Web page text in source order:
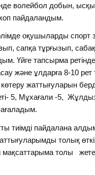
волейбол добын,
пайдаландым.
оқушыларды спорт
сапқа тұрғызып,
Үйге тапсырма
және ұлдарға 8-10 рет
жаттығуларын
5, Мұхағали -5,
тиімді пайдалана
толық
мақсаттарыма толы